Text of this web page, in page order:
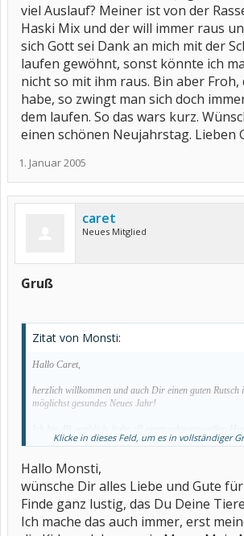
viel Auslauf? Meiner ist von der
Haski Mix und der will immer raus
sich Gott sei Dank an mich mit der
laufen gewöhnt, sonst könnte ich
nicht so mit ihm raus. Bin aber Froh,
habe, so zwingt man sich doch
dem laufen. So das wars kurz.
einen schönen Neujahrstag. Lieben
1. Januar 2005
caret
Neues Mitglied
Gruß
Zitat von Monsti:
Hallo Caret,
herzlich willkommen und auch Dir einen guten Rutsch
möglichst gesundes Neues Jahr!
Katze und nicht zuletzt auch noch einen Mann
.
Behandelt werde ich seit knapp einem Jahr mit 30 mg
Fehlversuchen mit Quensyl, Mtx und Goldspritzen);
Liebe Grüße von
Klicke in dieses Feld, um es in vollständiger
Hallo Monsti,
wünsche Dir alles Liebe und Gute
Finde ganz lustig, das Du Deine
Ich mache das auch immer, erst